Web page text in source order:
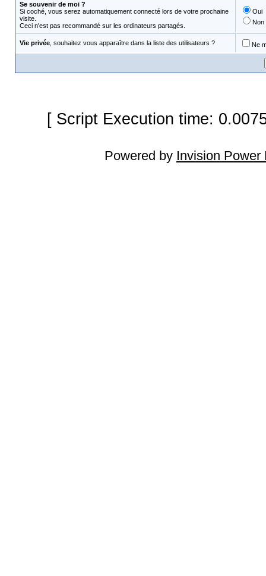
Se souvenir de moi ?
Si coché, vous serez automatiquement connecté lors de votre prochaine
visite.
Ceci n'est pas recommandé sur les ordinateurs partagés.
Oui
Non
Vie privée, souhaitez vous apparaître dans la liste des utilisateurs ? Ne
[ Script Execution time:
Powered by Invision Power